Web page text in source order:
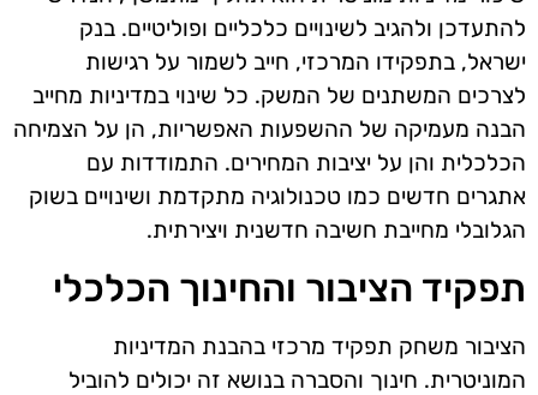
להתעדכן ולהגיב לשינויים כלכליים ופוליטיים. בנק
ישראל, בתפקידו המרכזי, חייב לשמור על רגישות
לצרכים המשתנים של המשק. כל שינוי במדיניות מחייב
הבנה מעמיקה של ההשפעות האפשריות, הן על הצמיחה
הכלכלית והן על יציבות המחירים. התמודדות עם
אתגרים חדשים כמו טכנולוגיה מתקדמת ושינויים בשוק
הגלובלי מחייבת חשיבה חדשנית ויצירתית.
תפקיד הציבור והחינוך הכלכלי
הציבור משחק תפקיד מרכזי בהבנת המדיניות
המוניטרית. חינוך והסברה בנושא זה יכולים להוביל